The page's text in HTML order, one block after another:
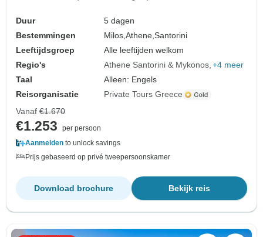
Duur
5 dagen
Bestemmingen
Milos,Athene,Santorini
Leeftijdsgroep
Alle leeftijden welkom
Regio's
Athene Santorini & Mykonos +4 meer
Taal
Alleen: Engels
Reisorganisatie
Private Tours Greece
Vanaf €1.670
€1.253
per persoon
Aanmelden to unlock savings
Prijs gebaseerd op privé tweepersoonskamer
Bekijk reis
Download brochure